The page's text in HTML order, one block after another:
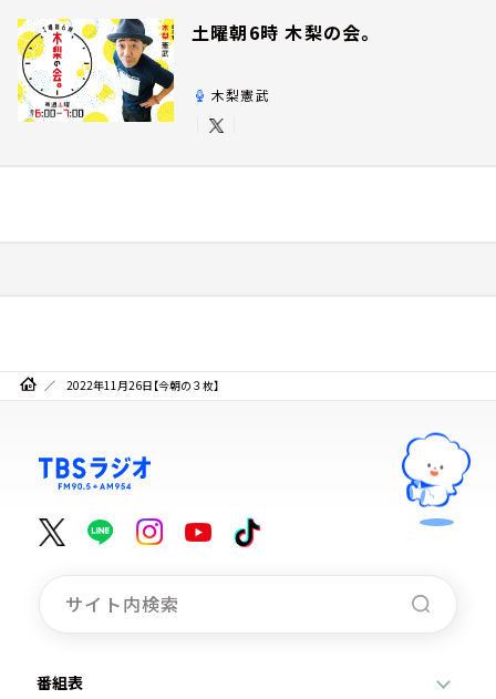
土曜朝6時 木梨の会。
木梨憲武
2022年11月26日【今朝の３枚】
番組表